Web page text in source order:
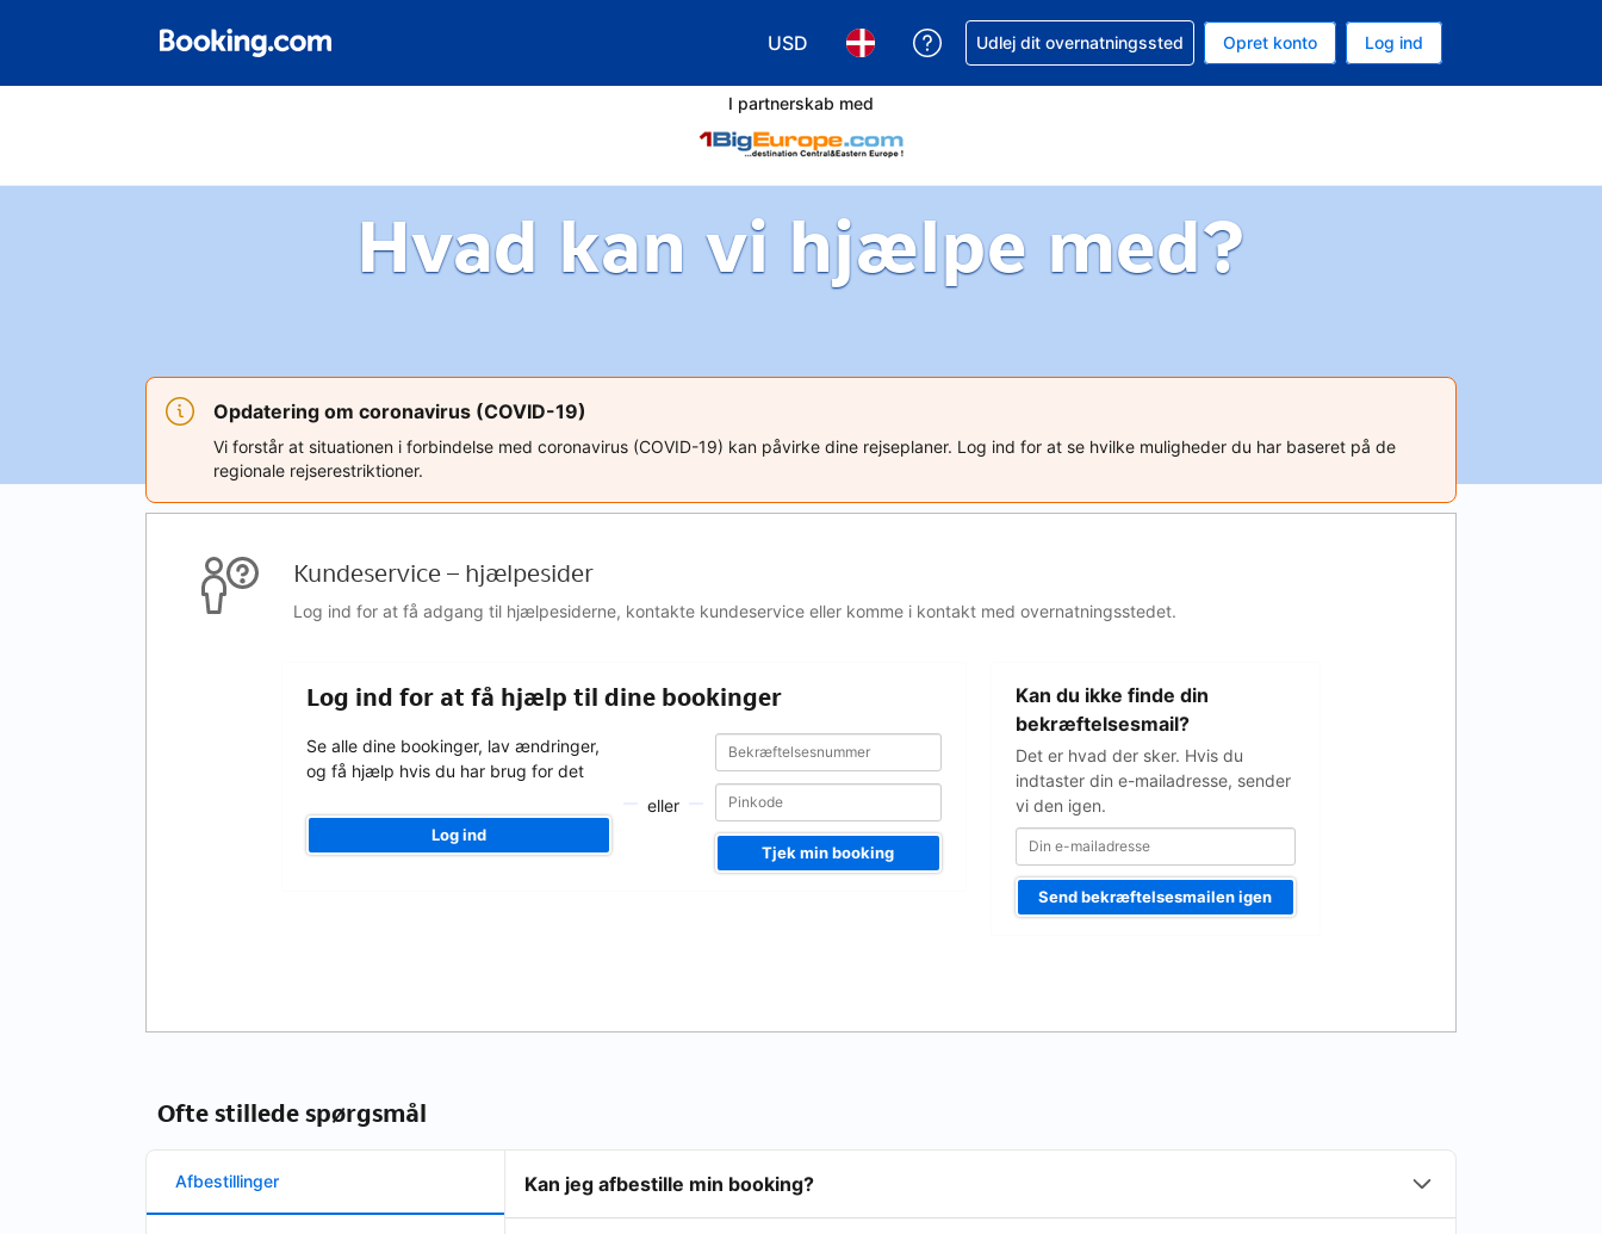
USD
Vælg valuta. Din nuværende valuta er Amerikanske dollar
Vælg sprog. Dit nuværende sprog er Dansk
Få hjælp til en booking
Udlej dit overnatningssted Opret konto Log ind
I partnerskab med
Hvad kan vi hjælpe med?
Opdatering om coronavirus (COVID-19)
Vi forstår at situationen i forbindelse med coronavirus (COVID-19) kan påvirke dine rejseplaner. Log ind for at se hvilke muligheder du har baseret på de
regionale rejserestriktioner.
Kundeservice – hjælpesider
Log ind for at få adgang til hjælpesiderne, kontakte kundeservice eller komme i kontakt med overnatningsstedet.
Log ind for at få hjælp til dine bookinger
Se alle dine bookinger, lav ændringer,
og få hjælp hvis du har brug for det
Log ind
eller
Bekræftelsesnummer
Bekræftelsesnummer
Tjek min booking
Kan du ikke finde din
bekræftelsesmail?
Det er hvad der sker. Hvis du
indtaster din e-mailadresse, sender
vi den igen.
mailadresse
Send bekræftelsesmailen igen
Ofte stillede spørgsmål
Afbestillinger Kan jeg afbestille min booking?